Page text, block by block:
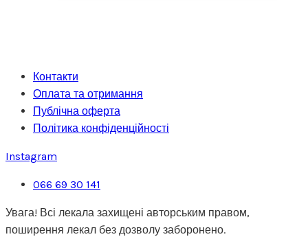
Контакти
Оплата та отримання
Публічна оферта
Політика конфіденційності
Instagram
066 69 30 141
Увага! Всі лекала захищені авторським правом,
поширення лекал без дозволу заборонено.